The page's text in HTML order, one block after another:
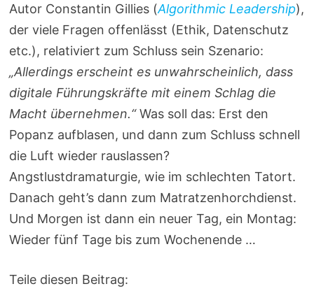
Autor Constantin Gillies (Algorithmic Leadership),
der viele Fragen offenlässt (Ethik, Datenschutz
etc.), relativiert zum Schluss sein Szenario:
„Allerdings erscheint es unwahrscheinlich, dass
digitale Führungskräfte mit einem Schlag die
Macht übernehmen.“Was soll das: Erst den
Popanz aufblasen, und dann zum Schluss schnell
die Luft wieder rauslassen?
Angstlustdramaturgie, wie im schlechten Tatort.
Danach geht’s dann zum Matratzenhorchdienst.
Und Morgen ist dann ein neuer Tag, ein Montag:
Wieder fünf Tage bis zum Wochenende …
Teile diesen Beitrag: